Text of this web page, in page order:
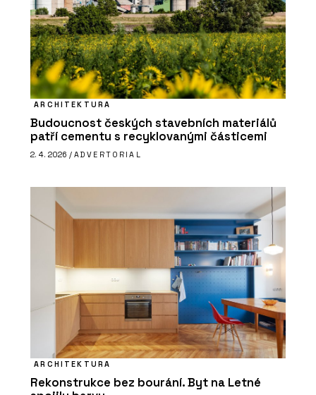
ARCHITEKTURA
Budoucnost českých stavebních materiálů
patří cementu s recyklovanými částicemi
2. 4. 2026 / ADVERTORIAL
ARCHITEKTURA
Rekonstrukce bez bourání. Byt na Letné